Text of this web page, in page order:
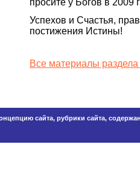
просите у Богов в 2009
Успехов и Счастья,
постижения Истины!
Все материалы
сайта, рубрики сайта,